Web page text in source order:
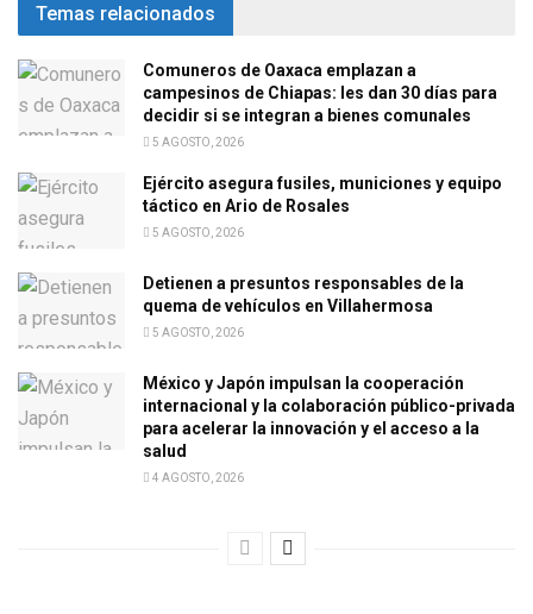
Temas relacionados
Comuneros de Oaxaca emplazan a
campesinos de Chiapas: les dan 30 días para
decidir si se integran a bienes comunales
5 AGOSTO, 2026
Ejército asegura fusiles, municiones y equipo
táctico en Ario de Rosales
5 AGOSTO, 2026
Detienen a presuntos responsables de la
quema de vehículos en Villahermosa
5 AGOSTO, 2026
México y Japón impulsan la cooperación
internacional y la colaboración público-privada
para acelerar la innovación y el acceso a la
salud
4 AGOSTO, 2026